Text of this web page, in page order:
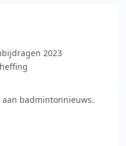
2023
badmintonnieuws.